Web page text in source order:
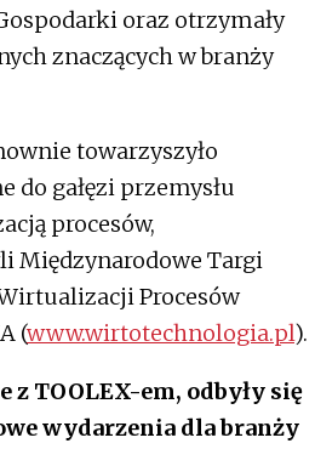
oraz otrzymały
znaczących w branży
towarzyszyło
do gałęzi przemysłu
procesów,
Międzynarodowe Targi
Procesów
(www.wirtotechnologia.pl).
z TOOLEX-em, odbyły się
wydarzenia dla branży